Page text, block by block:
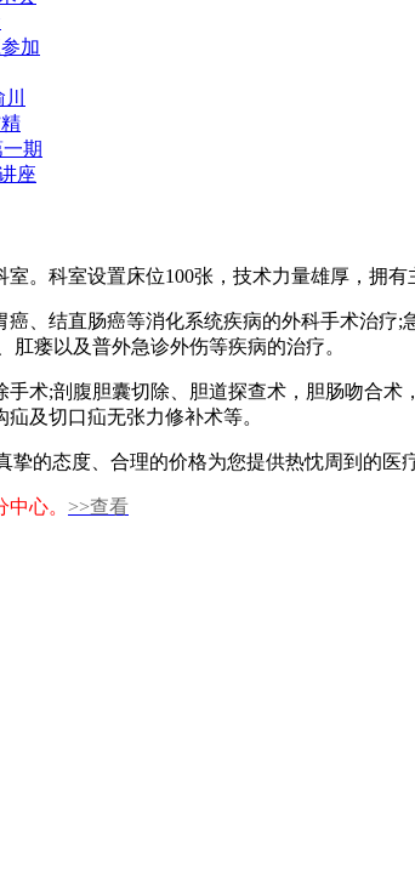
加
期
座
科室设置床位100张，技术力量雄厚，拥有
结直肠癌等消化系统疾病的外科手术治疗;
瘘以及普外急诊外伤等疾病的治疗。
;剖腹胆囊切除、胆道探查术，胆肠吻合术
及切口疝无张力修补术等。
挚的态度、合理的价格为您提供热忱周到的医
心。 >>查看